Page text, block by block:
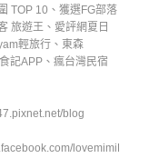
TOP 10、獲選FG部落
旅遊王、愛評網夏日
輕旅行、東森
記APP、瘋台灣民宿
blog
lovemimiHan